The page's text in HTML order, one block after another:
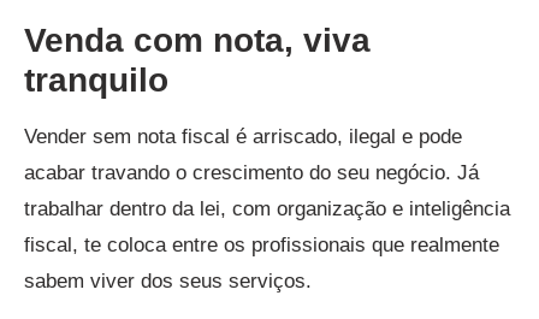
Venda com nota, viva
tranquilo
Vender sem nota fiscal é arriscado, ilegal e pode
acabar travando o crescimento do seu negócio. Já
trabalhar dentro da lei, com organização e inteligência
fiscal, te coloca entre os profissionais que realmente
sabem viver dos seus serviços.